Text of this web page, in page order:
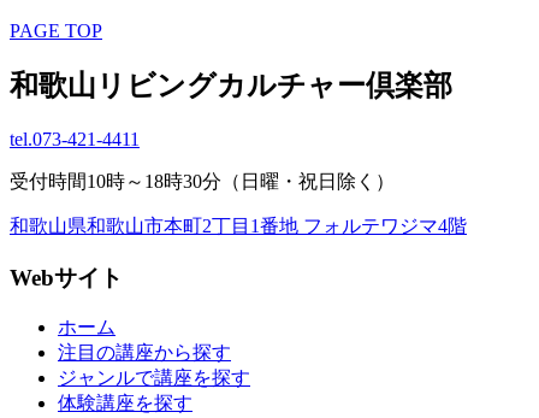
PAGE TOP
和歌山リビングカルチャー倶楽部
tel.073-421-4411
受付時間10時～18時30分（日曜・祝日除く）
和歌山県和歌山市本町2丁目1番地 フォルテワジマ4階
Webサイト
ホーム
注目の講座から探す
ジャンルで講座を探す
体験講座を探す